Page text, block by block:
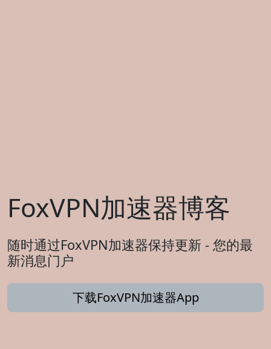
FoxVPN加速器博客
随时通过FoxVPN加速器保持更新 - 您的最
新消息门户
下载FoxVPN加速器App